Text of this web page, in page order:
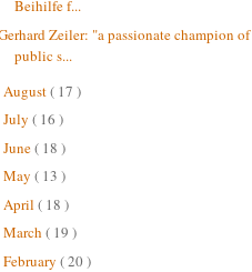
Beihilfe f...
Zeiler: "a passionate champion of
public s...
August( 17 )
July ( 16 )
June( 18 )
May ( 13 )
April ( 18 )
March ( 19 )
February ( 20 )